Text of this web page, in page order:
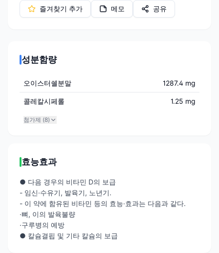
즐겨찾기 추가 메모 공유
성분함량
오이스터쉘분말 1287.4 mg
콜레칼시페롤 1.25 mg
첨가제 (8)
효능효과
● 다음 경우의 비타민 D의 보급
- 임신·수유기, 발육기, 노년기.
- 이 약에 함유된 비타민 등의 효능·효과는 다음과 같다.
·뼈, 이의 발육불량
·구루병의 예방
● 칼슘결핍 및 기타 칼슘의 보급